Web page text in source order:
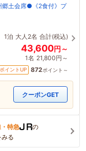
郷土会席●《2食付》プ
1泊 大人2名 合計(税込)
43,600円～
1名 21,800円～
ポイントUP 872ポイント～
クーポンGET
特急
の
る